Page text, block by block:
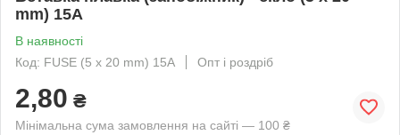
mm) 15A
В наявності
Код: FUSE (5 x 20 mm) 15A
Опт і роздріб
2,80 ₴
Мінімальна сума замовлення на сайті — 100 ₴